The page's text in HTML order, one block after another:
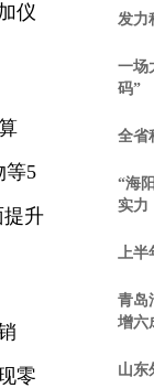
仪
等5
提升
零
发力
一场
码”
全省
“海
实力
上半
青岛
增六
山东